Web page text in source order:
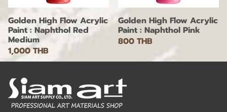
Golden High Flow Acrylic
Paint : Naphthol Red
Medium
1,000 THB
Golden High Flow Acrylic
Paint : Naphthol Pink
800 THB